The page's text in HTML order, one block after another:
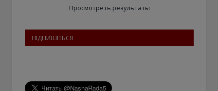
Просмотреть результаты
ПІДПИШІТЬСЯ